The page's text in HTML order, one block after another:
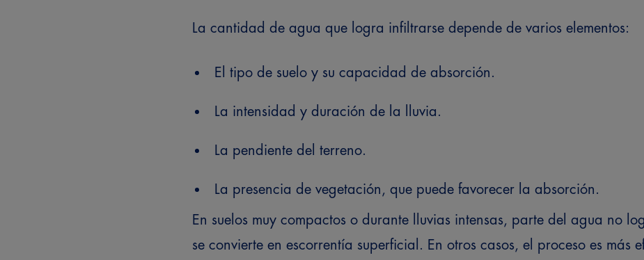
La cantidad de agua que logra infiltrarse depende de varios elementos:
El tipo de suelo y su capacidad de absorción.
La intensidad y duración de la lluvia.
La pendiente del terreno.
La presencia de vegetación, que puede favorecer la absorción.
En suelos muy compactos o durante lluvias intensas, parte del agua no
se convierte en escorrentía superficial. En otros casos, el proceso es más